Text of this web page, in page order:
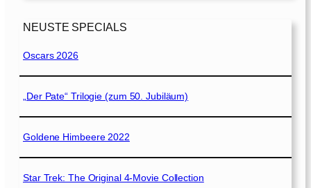
NEUSTE SPECIALS
Oscars 2026
„Der Pate“ Trilogie (zum 50. Jubiläum)
Goldene Himbeere 2022
Star Trek: The Original 4-Movie Collection